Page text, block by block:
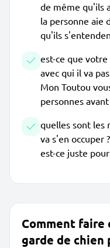
de même qu'ils
la personne aie
qu'ils
est-ce que
avec qui il va
Mon Toutou
personnes
quelles sont les
va s'en occuper
est-ce juste
Comment faire
garde de chien